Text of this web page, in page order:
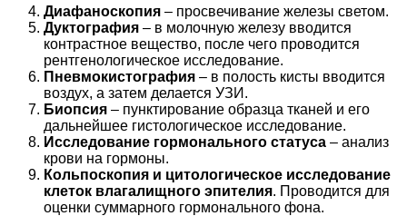
Диафаноскопия – просвечивание железы светом.
Дуктография – в молочную железу вводится
контрастное вещество, после чего проводится
рентгенологическое исследование.
Пневмокистография – в полость кисты вводится
воздух, а затем делается УЗИ.
Биопсия – пунктирование образца тканей и его
дальнейшее гистологическое исследование.
Исследование гормонального статуса – анализ
крови на гормоны.
Кольпоскопия и цитологическое исследование
клеток влагалищного эпителия. Проводится для
оценки суммарного гормонального фона.